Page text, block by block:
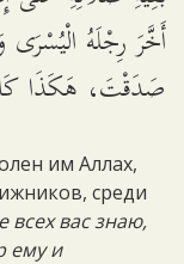
أَخَّرَ رِجْلَهُ الْيُسْرَى
صَدَقْتَ، هَكَذَا
им Аллах,
среди
всех вас знаю,
ему и